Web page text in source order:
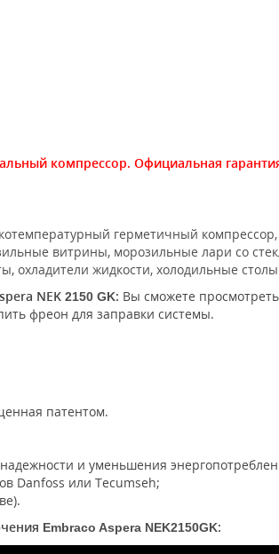
компрессор. Официальная
герметичный компрессор,
витрины, морозильные лари со
охладители жидкости, холодильные
NEK 2150 GK: Вы сможете
фреон для заправки системы.
патентом.
и уменьшения
Danfoss или Tecumseh;
Embraco Aspera NEK2150GK: